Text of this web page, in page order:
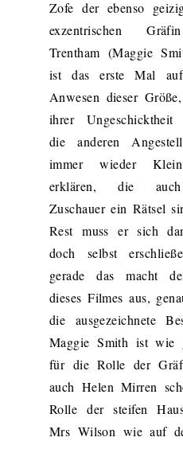
Zofe der ebenso
exzentrischen
Trentham (Maggie
ist das erste Mal
Anwesen dieser
ihrer Ungeschicktheit
die anderen
immer wieder
erklären, die
Zuschauer ein Rätsel
Rest muss er sich
doch selbst
gerade das macht
dieses Filmes aus,
die ausgezeichnete
Maggie Smith ist wie
für die Rolle der
auch Helen Mirren
Rolle der steifen
Mrs Wilson wie auf